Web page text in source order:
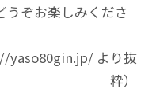
うぞお楽しみくださ
yaso80gin.jp/ より抜
粋）